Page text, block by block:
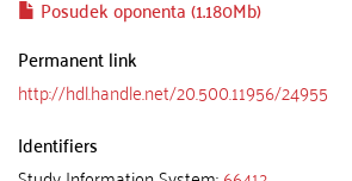
Posudek oponenta (1.180Mb)
Permanent link
http://hdl.handle.net/20.500.11956/24955
Identifiers